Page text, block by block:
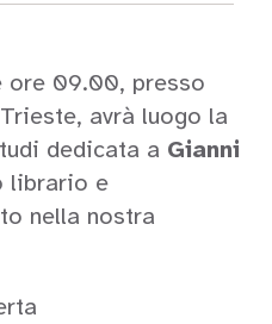
ore 09.00, presso
avrà luogo la
dedicata a Gianni
librario e
nella nostra